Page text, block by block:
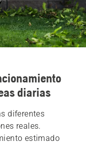
diarias
diferentes
reales.
estimado